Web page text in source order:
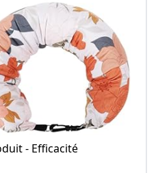
- Efficacité